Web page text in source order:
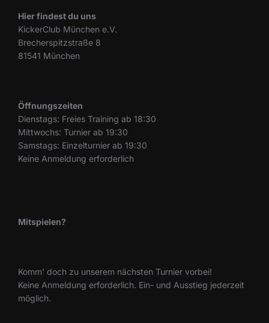
Hier findest du uns
KickerClub München e.V.
Brecherspitzstraße 8
81541 München
Öffnungszeiten
Dienstags: Freies Training ab 18:30
Mittwochs: Turnier ab 19:30
Samstags: Einzelturnier ab 19:30
Keine Anmeldung erforderlich
Mitspielen?
Komm' doch zu unserem nächsten Turnier vorbei!
Keine Anmeldung erforderlich. Ein- und Ausstieg jederzeit
möglich.